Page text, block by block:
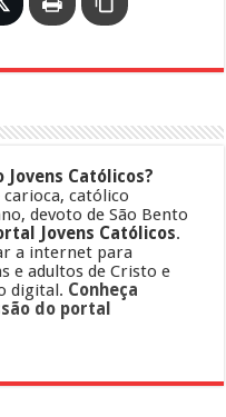
Católicos?
carioca, católico
devoto de São Bento
Jovens Católicos.
a internet para
e adultos de Cristo e
digital. Conheça
do portal